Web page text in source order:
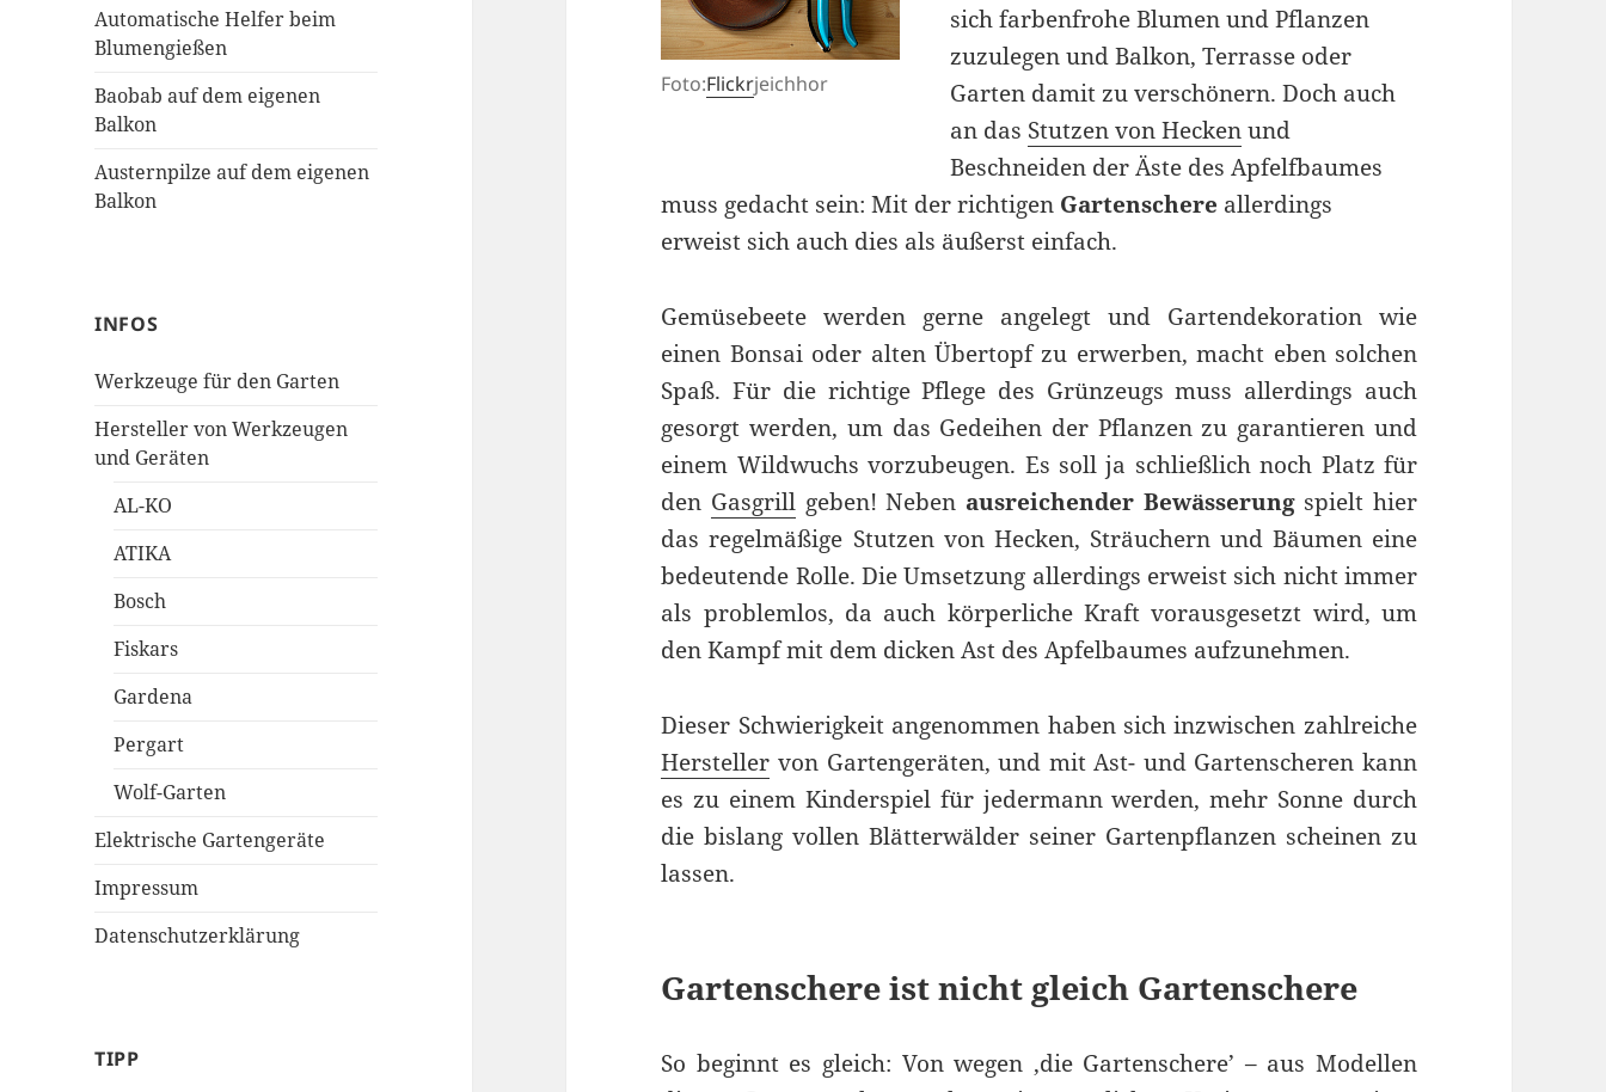
Automatische Helfer beim
Blumengießen
Baobab auf dem eigenen
Balkon
Austernpilze auf dem eigenen
Balkon
INFOS
Werkzeuge für den Garten
Hersteller von Werkzeugen
und Geräten
AL-KO
ATIKA
Bosch
Fiskars
Gardena
Pergart
Wolf-Garten
Elektrische Gartengeräte
Impressum
Datenschutzerklärung
TIPP
Foto:Flickrjeichhor
sich farbenfrohe Blumen und Pflanzen
zuzulegen und Balkon, Terrasse oder
Garten damit zu verschönern. Doch auch
an das Stutzen von Heckenund
Beschneiden der Äste des Apfelfbaumes
muss gedacht sein: Mit der richtigen Gartenschere allerdings
erweist sich auch dies als äußerst einfach.
Gemüsebeete werden gerne angelegt und Gartendekoration wie
einen Bonsai oder alten Übertopf zu erwerben, macht eben solchen
Spaß. Für die richtige Pflege des Grünzeugs muss allerdings auch
gesorgt werden, um das Gedeihen der Pflanzen zu garantieren und
einem Wildwuchs vorzubeugen. Es soll ja schließlich noch Platz für
den Gasgrill geben! Neben ausreichender Bewässerungspielt hier
das regelmäßige Stutzen von Hecken, Sträuchern und Bäumen eine
bedeutende Rolle. Die Umsetzung allerdings erweist sich nicht immer
als problemlos, da auch körperliche Kraft vorausgesetzt wird, um
den Kampf mit dem dicken Ast des Apfelbaumes aufzunehmen.
Dieser Schwierigkeit angenommen haben sich inzwischen zahlreiche
Hersteller von Gartengeräten, und mit Ast- und Gartenscheren kann
es zu einem Kinderspiel für jedermann werden, mehr Sonne durch
die bislang vollen Blätterwälder seiner Gartenpflanzen scheinen zu
lassen.
Gartenschere ist nicht gleich Gartenschere
So beginnt es gleich: Von wegen ‚die Gartenschere’ – aus Modellen